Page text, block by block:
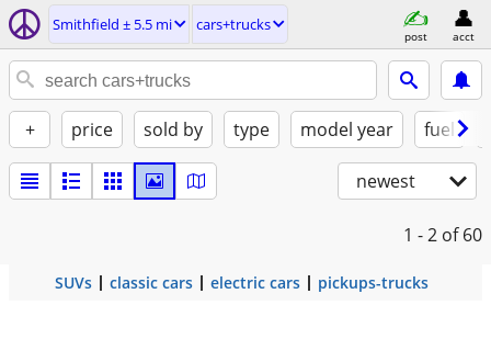
Smithfield ± 5.5 mi cars+trucks
post acct
+ price sold by type model year fuel
newest
1 - 2 of 60
SUVs classic cars electric cars pickups-trucks